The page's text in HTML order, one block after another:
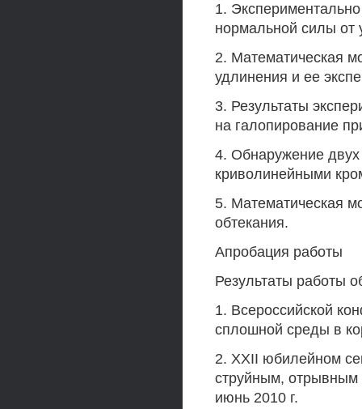
1.
нормальной силы от
2. Математическая
удлинения и ее
3. Результаты
на галопирование
4. Обнаружение
криволинейными
5. Математическая
обтекания.
Апробация работы
Результаты работы
1. Всероссийской
сплошной среды в
2. XXII юбилейном
струйным, отрывным
июнь 2010 г.